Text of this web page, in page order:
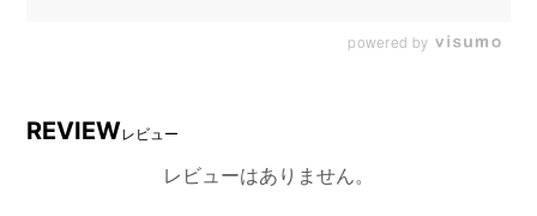
powered by
REVIEWレビュー
レビューはありません。